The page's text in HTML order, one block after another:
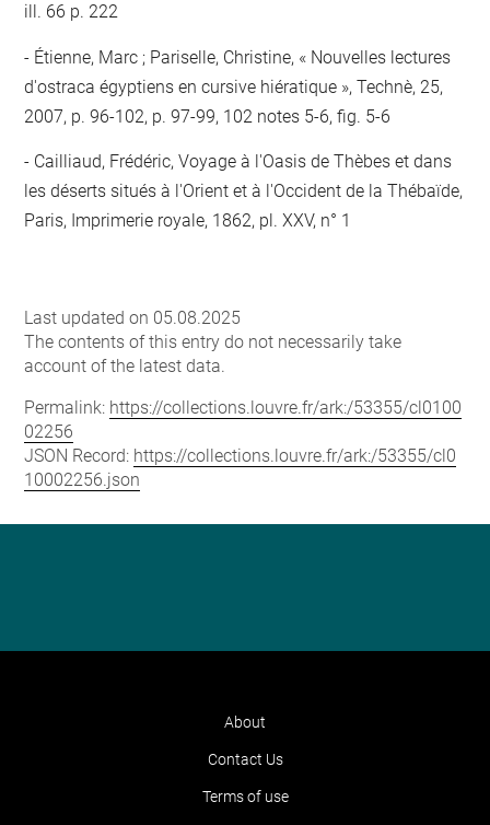
ill. 66 p. 222
Étienne, Marc ; Pariselle, Christine, « Nouvelles lectures
d'ostraca égyptiens en cursive hiératique », Technè, 25,
2007, p. 96-102, p. 97-99, 102 notes 5-6, fig. 5-6
Cailliaud, Frédéric, Voyage à l'Oasis de Thèbes et dans
les déserts situés à l'Orient et à l'Occident de la Thébaïde,
Paris, Imprimerie royale, 1862, pl. XXV, n° 1
Last updated on 05.08.2025
The contents of this entry do not necessarily take
account of the latest data.
Permalink: https://collections.louvre.fr/ark:/53355/cl0100
02256
JSON Record: https://collections.louvre.fr/ark:/53355/cl0
10002256.json
About
Contact Us
Terms of use